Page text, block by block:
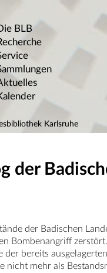
BLB
Karlsruhe
der
der Badischen
Bombenangriff
der bereits
nicht mehr als